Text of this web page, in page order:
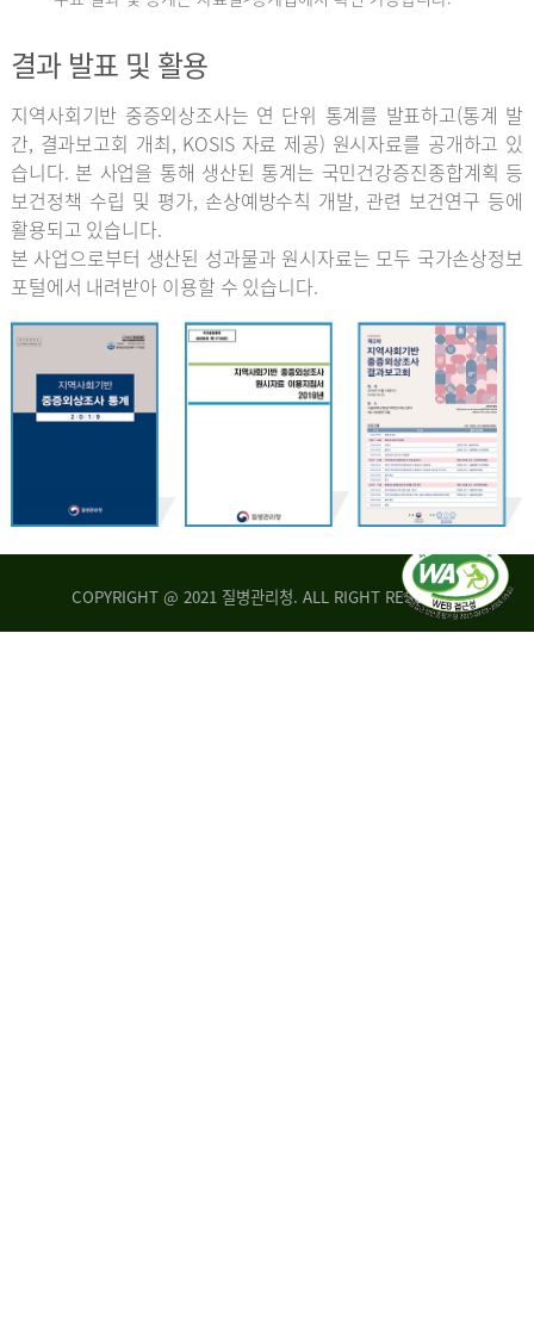
결과 발표 및 활용
지역사회기반 중증외상조사는 연 단위 통계를 발표하고(통계 발
간, 결과보고회 개최, KOSIS 자료 제공) 원시자료를 공개하고 있
습니다. 본 사업을 통해 생산된 통계는 국민건강증진종합계획 등
보건정책 수립 및 평가, 손상예방수칙 개발, 관련 보건연구 등에
활용되고 있습니다.
본 사업으로부터 생산된 성과물과 원시자료는 모두 국가손상정보
포털에서 내려받아 이용할 수 있습니다.
COPYRIGHT @ 2021 질병관리청. ALL RIGHT RESERVED